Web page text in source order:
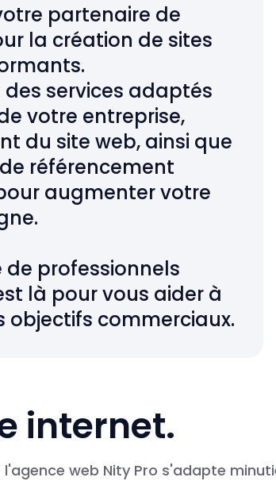
partenaire de
la création de sites
services adaptés
votre entreprise,
du site web, ainsi que
référencement
augmenter votre
de professionnels
là pour vous aider à
objectifs commerciaux.
internet.
web Nity Pro s'adapte